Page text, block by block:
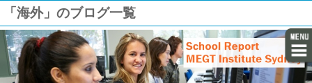
「海外」のブログ一覧